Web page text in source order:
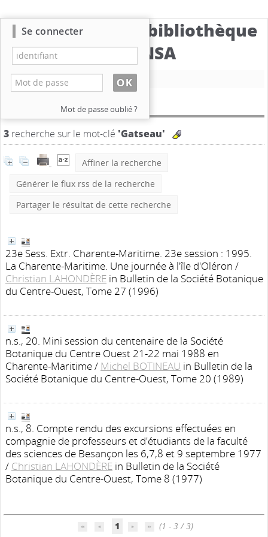
Catalogue de la bibliothèque
du CBNSA
Nouvelle recherche
Résultat de la recherche
3 recherche sur le mot-clé 'Gatseau'
Affiner la recherche
Générer le flux rss de la recherche
Partager le résultat de cette recherche
23e Sess. Extr. Charente-Maritime. 23e session : 1995.
La Charente-Maritime. Une journée à l'île d'Oléron /
Christian LAHONDÈRE in Bulletin de la Société Botanique
du Centre-Ouest, Tome 27 (1996)
n.s., 20. Mini session du centenaire de la Société
Botanique du Centre Ouest 21-22 mai 1988 en
Charente-Maritime/ Michel BOTINEAU in Bulletin de la
Société Botanique du Centre-Ouest, Tome 20 (1989)
n.s., 8. Compte rendu des excursions effectuées en
compagnie de professeurs et d'étudiants de la faculté
des sciences de Besançon les 6,7,8 et 9 septembre 1977
/ Christian LAHONDÈRE in Bulletin de la Société
Botanique du Centre-Ouest, Tome 8 (1977)
1 (1 - 3 / 3)
Se connecter
Mot de passe oublié ?